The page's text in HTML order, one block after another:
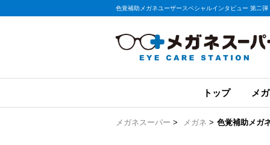
色覚補助メガネユーザースペシャルインタビュー 第二
トップ メ
メガネスーパー > メガネ > 色覚補助メガ